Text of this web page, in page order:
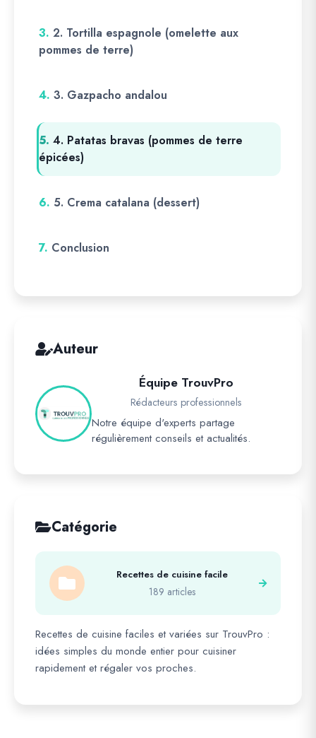
3. 2. Tortilla espagnole (omelette aux
pommes de terre)
4. 3. Gazpacho andalou
5. 4. Patatas bravas (pommes de terre
épicées)
6. 5. Crema catalana (dessert)
7. Conclusion
Auteur
Équipe TrouvPro
Rédacteurs professionnels
Notre équipe d'experts partage
régulièrement conseils et actualités.
Catégorie
Recettes de cuisine facile
189 articles
Recettes de cuisine faciles et variées sur TrouvPro :
idées simples du monde entier pour cuisiner
rapidement et régaler vos proches.